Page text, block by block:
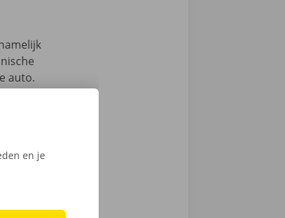
auto.
en je